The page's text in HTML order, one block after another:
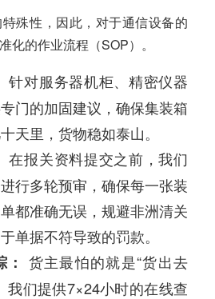
殊性，因此，对于通信设备的
化的作业流程（SOP）。
针对服务器机柜、精密仪器
门的加固建议，确保集装箱
天里，货物稳如泰山。
在报关资料提交之前，我们
行多轮预审，确保每一张装
都准确无误，规避非洲清关
单据不符导致的罚款。
货主最怕的就是“货出去
我们提供7×24小时的在线查